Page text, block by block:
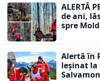
ALERTĂ
de ani,
spre
Alertă în
leșinat la